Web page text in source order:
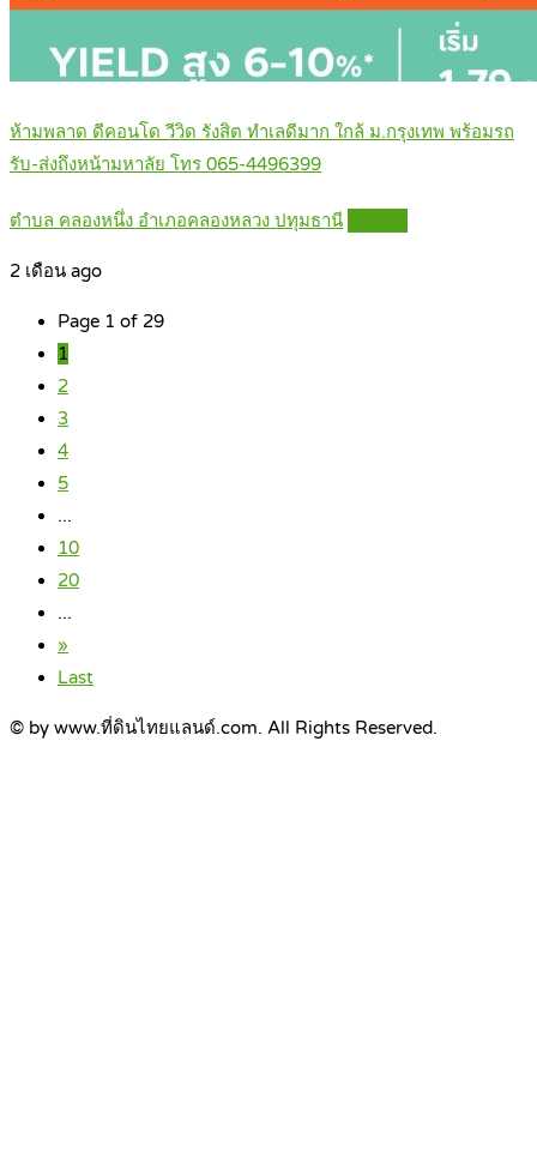
ห้ามพลาด ดีคอนโด วีวิด รังสิต ทำเลดีมาก ใกล้ ม.กรุงเทพ พร้อมรถ
รับ-ส่งถึงหน้ามหาลัย โทร 065-4496399
ตำบล คลองหนึ่ง อำเภอคลองหลวง ปทุมธานี
2 เดือน ago
Page 1 of 29
1
2
3
4
5
...
10
20
...
»
Last
© by www.ที่ดินไทยแลนด์.com. All Rights Reserved.